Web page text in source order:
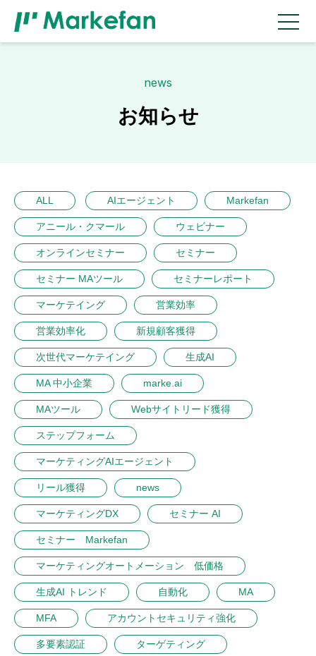
news
お知らせ
ALL AIエージェント Markefan
アニール・クマール ウェビナー
オンラインセミナー セミナー
セミナー MAツール セミナーレポート
マーケテイング 営業効率
営業効率化 新規顧客獲得
次世代マーケテイング 生成AI
MA 中小企業 marke.ai
MAツール Webサイトリード獲得
ステップフォーム
マーケティングAIエージェント
リール獲得 news
マーケティングDX セミナー AI
セミナー Markefan
マーケティングオートメーション 低価格
生成AI トレンド 自動化 MA
MFA アカウントセキュリティ強化
多要素認証 ターゲティング